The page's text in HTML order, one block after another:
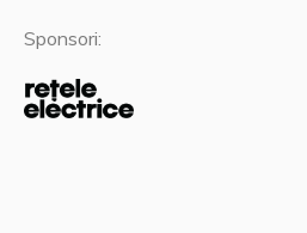
Sponsori: